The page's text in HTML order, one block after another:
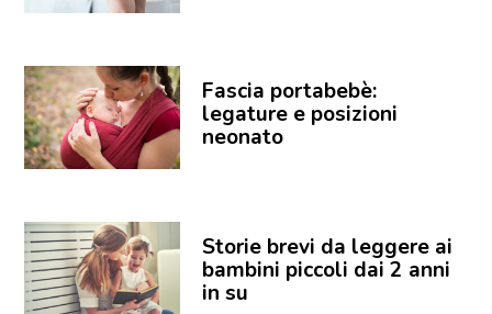
Fascia portabebè:
legature e posizioni
neonato
Storie brevi da leggere ai
bambini piccoli dai 2 anni
in su